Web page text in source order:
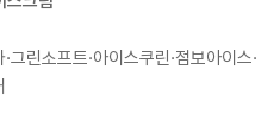
그린소프트·아이스쿠린·점보아이스·